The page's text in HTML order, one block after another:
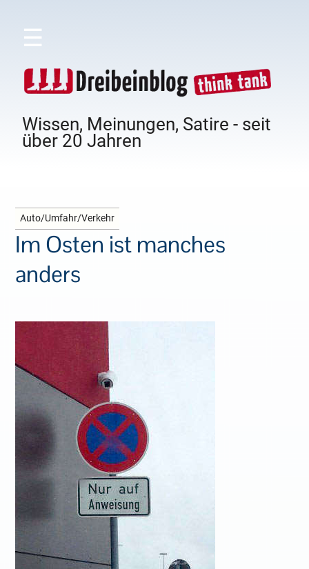
☰
Wissen, Meinungen, Satire - seit
über 20 Jahren
Auto/Umfahr/Verkehr
Im Osten ist manches
anders